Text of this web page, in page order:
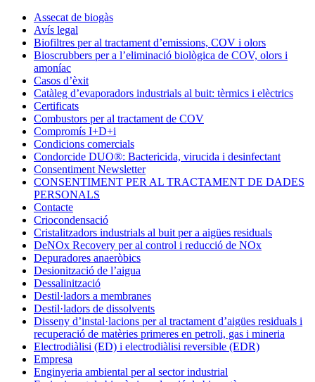
Condorchem
Enviro
Solutions
Assecat de biogàs
Avís legal
Biofiltres per al tractament d’emissions, COV i olors
Bioscrubbers per a l’eliminació biològica de COV, olors i
amoníac
Casos d’èxit
Catàleg d’evaporadors industrials al buit: tèrmics i elèctrics
Certificats
Combustors per al tractament de COV
Compromís I+D+i
Condicions comercials
Condorcide DUO®: Bactericida, virucida i desinfectant
Consentiment Newsletter
CONSENTIMENT PER AL TRACTAMENT DE DADES
PERSONALS
Contacte
Criocondensació
Cristalitzadors industrials al buit per a aigües residuals
DeNOx Recovery per al control i reducció de NOx
Depuradores anaeròbics
Desionització de l’aigua
Dessalinització
Destil·ladors a membranes
Destil·ladors de dissolvents
Disseny d’instal·lacions per al tractament d’aigües residuals i
recuperació de matèries primeres en petroli, gas i mineria
Electrodiàlisi (ED) i electrodiàlisi reversible (EDR)
Empresa
Enginyeria ambiental per al sector industrial